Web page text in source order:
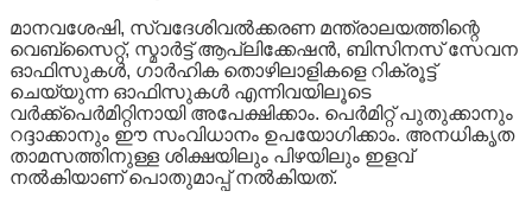
മാനവശേഷി, സ്വദേശിവൽക്കരണ മന്ത്രാലയത്തിന്റെ
വെബ്സൈറ്റ്, സ്മാർട്ട് ആപ്ലിക്കേഷൻ, ബിസിനസ് സേവന
ഓഫിസുകൾ, ഗാർഹിക തൊഴിലാളികളെ റിക്രൂട്ട്
ചെയ്യുന്ന ഓഫിസുകൾ എന്നിവയിലൂടെ
വർക്ക്പെർമിറ്റിനായി അപേക്ഷിക്കാം. പെർമിറ്റ് പുതുക്കാനും
റദ്ദാക്കാനും ഈ സംവിധാനം ഉപയോഗിക്കാം. അനധികൃത
താമസത്തിനുള്ള ശിക്ഷയിലും പിഴയിലും ഇളവ്
നൽകിയാണ് പൊതുമാപ്പ് നൽകിയത്.